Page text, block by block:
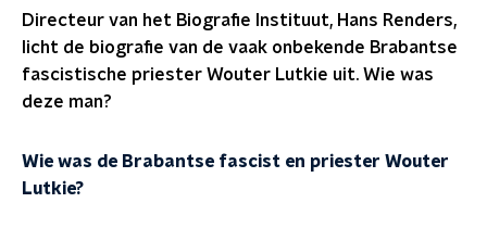
Directeur van het Biografie Instituut, Hans Renders,
licht de biografie van de vaak onbekende Brabantse
fascistische priester Wouter Lutkie uit. Wie was
deze man?
Wie was de Brabantse fascist en priester Wouter
Lutkie?